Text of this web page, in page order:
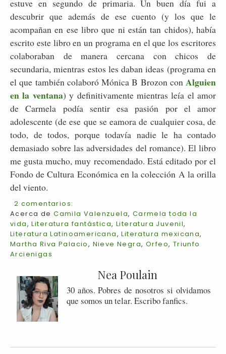
estuve en segundo de primaria. Un buen día fui a
descubrir que además de ese cuento (y los que le
acompañan en ese libro que ni están tan chidos), había
escrito este libro en un programa en el que los escritores
colaboraban de manera cercana con chicos de
secundaria, mientras estos les daban ideas (programa en
el que también colaboró Mónica B Brozon con Alguien
en la ventana) y definitivamente mientras leía el amor
de Carmela podía sentir esa pasión por el amor
adolescente (de ese que se eamora de cualquier cosa, de
todo, de todos, porque todavía nadie le ha contado
demasiado sobre las adversidades del romance). El libro
me gusta mucho, muy recomendado. Está editado por el
Fondo de Cultura Económica en la colección A la orilla
del viento.
2 comentarios:
Acerca deCamila Valenzuela, Carmela toda la
vida,Literatura fantástica, Literatura Juvenil,
Literatura Latinoamericana,Literatura mexicana,
Martha Riva Palacio, Nieve Negra, Orfeo, Triunfo
Arcienigas
Nea Poulain
30 años. Pobres de nosotros si olvidamos
que somos un telar. Escribo fanfics.